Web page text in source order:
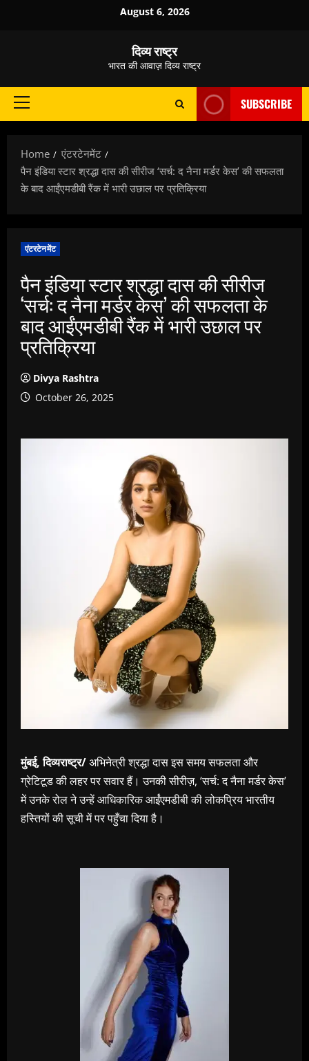
August 6, 2026
दिव्य राष्ट्र
भारत की आवाज़ दिव्य राष्ट्र
Primary
SUBSCRIBE
Home
एंटरटेनमेंट
पैन इंडिया स्टार श्रद्धा दास की सीरीज ‘सर्च: द नैना मर्डर केस’ की सफलता
के बाद आईंएमडीबी रैंक में भारी उछाल पर प्रतिक्रिया
एंटरटेनमेंट
पैन इंडिया स्टार श्रद्धा दास की सीरीज
‘सर्च: द नैना मर्डर केस’ की सफलता के
बाद आईंएमडीबी रैंक में भारी उछाल पर
प्रतिक्रिया
Divya Rashtra
October 26, 2025
मुंबई, दिव्यराष्ट्र/अभिनेत्री श्रद्धा दास इस समय सफलता और
ग्रेटिटूड की लहर पर सवार हैं। उनकी सीरीज़, ‘सर्च: द नैना मर्डर केस’
में उनके रोल ने उन्हें आधिकारिक आईंएमडीबी की लोकप्रिय भारतीय
हस्तियों की सूची में पर पहुँचा दिया है।